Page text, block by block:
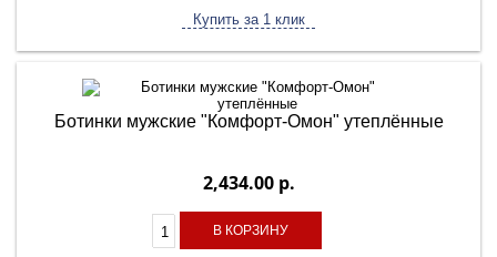
Купить за 1 клик
Ботинки мужские "Комфорт-Омон" утеплённые
2,434.00 р.
В КОРЗИНУ